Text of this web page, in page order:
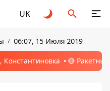
UK
06:07, 15 Июля 2019
🔴